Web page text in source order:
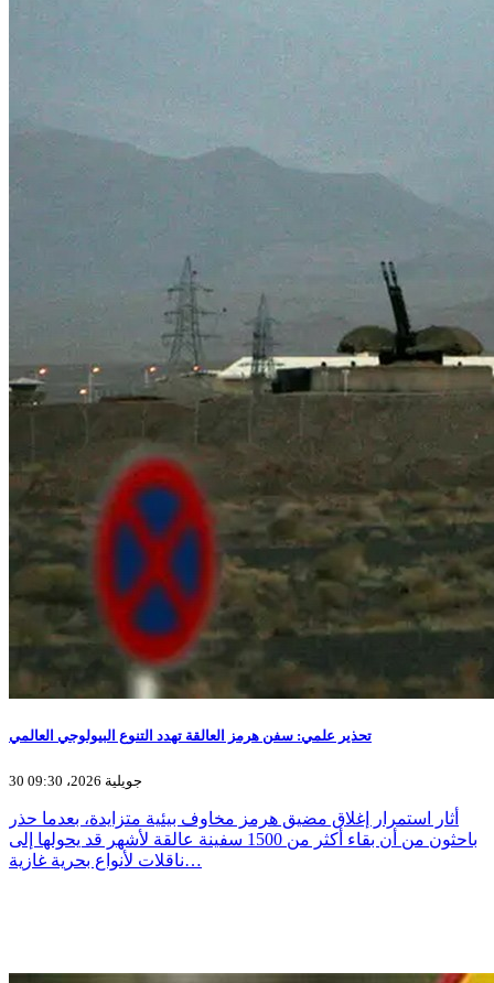
تحذير علمي: سفن هرمز العالقة تهدد التنوع البيولوجي العالمي
30 جويلية 2026، 09:30
أثار استمرار إغلاق مضيق هرمز مخاوف بيئية متزايدة، بعدما حذر
باحثون من أن بقاء أكثر من 1500 سفينة عالقة لأشهر قد يحولها إلى
ناقلات لأنواع بحرية غازية…